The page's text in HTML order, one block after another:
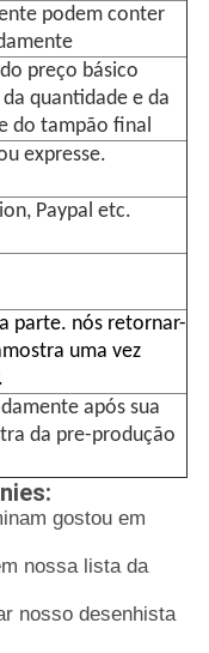
podem conter
preço básico
quantidade e da
do tampão final
expresse.
Paypal etc.
parte. nós retornar-
uma vez
após sua
da pre-produção
gostou em
nossa lista da
nosso desenhista